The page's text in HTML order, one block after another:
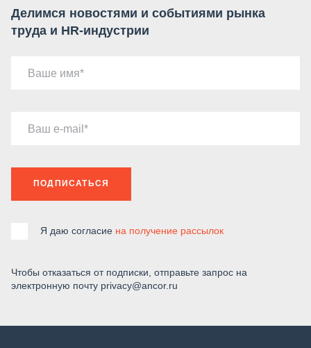
Делимся новостями и событиями рынка
труда и HR-индустрии
Ваше имя
Ваш e-mail
ПОДПИСАТЬСЯ
Я даю согласие на получение рассылок
Чтобы отказаться от подписки, отправьте запрос на
электронную почту privacy@ancor.ru